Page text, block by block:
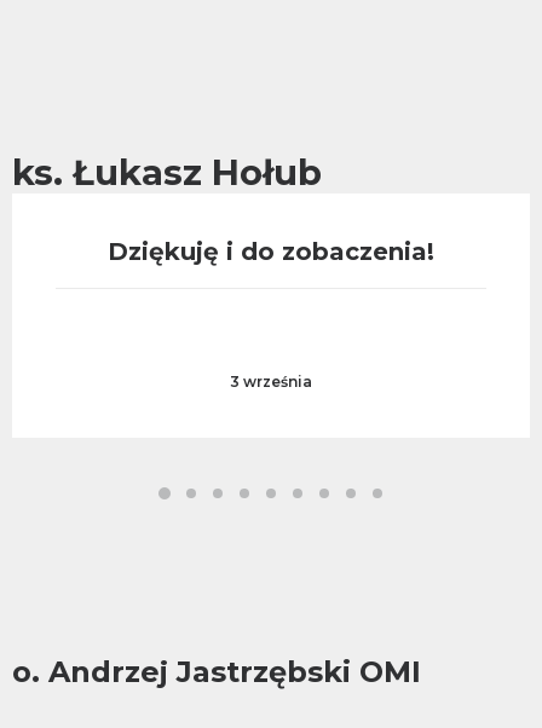
ks. Łukasz Hołub
Dziękuję i do zobaczenia!
3 września
o. Andrzej Jastrzębski OMI